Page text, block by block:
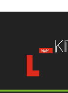
treści